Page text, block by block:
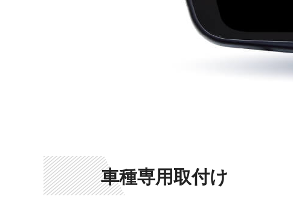
車種専用取付け